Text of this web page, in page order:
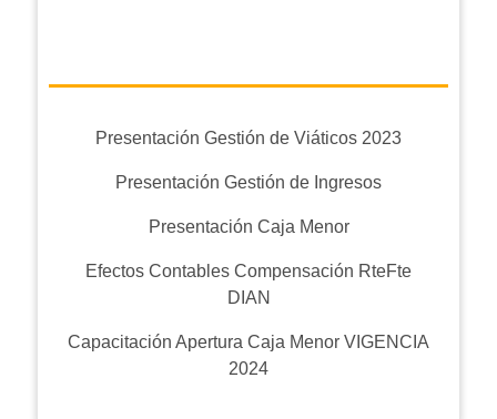
Presentación Gestión de Viáticos 2023
Presentación Gestión de Ingresos
Presentación Caja Menor
Efectos Contables Compensación RteFte
DIAN
Capacitación Apertura Caja Menor VIGENCIA
2024